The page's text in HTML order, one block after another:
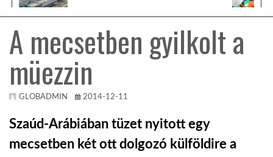
LATIN-AMERIKA
AUSZTRÁLIA
A mecsetben gyilkolt a
müezzin
GLOBADMIN 2014-12-11
Szaúd-Arábiában tüzet nyitott egy
mecsetben két ott dolgozó külföldire a